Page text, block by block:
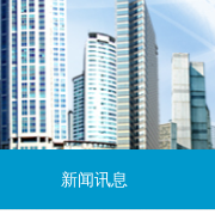
新闻讯息